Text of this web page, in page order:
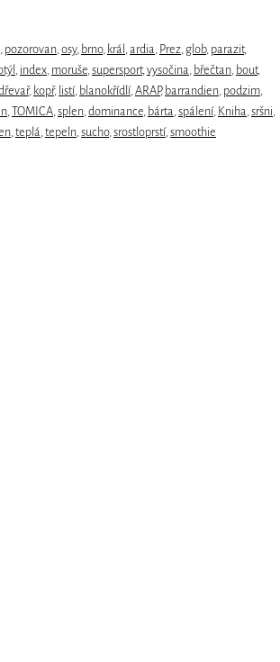
, pozorovan,osy, brno, král ,ardia, Prez, glob, parazit,
, index, moruše,supersport,vysočina, břečtan, bout,
, kopř, listí, blanokřídlí,ARAP, barrandien, podzim,
,TOMICA,splen,dominance, bárta,spálení, Kniha,sršni,
,teplá,tepeln,sucho,srostloprstí,smoothie